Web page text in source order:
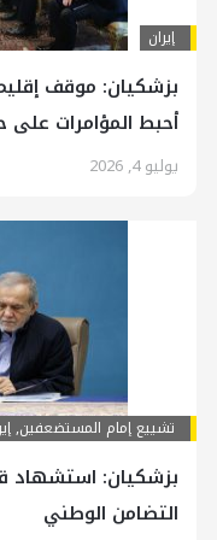
إيران
بزشكيان: موقف
أحبط المؤامرات على
يوليو 4, 2026
تشييع إمام المستضعفين,
بزشكيان: استشهاد
التضامن الوطني